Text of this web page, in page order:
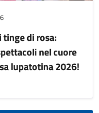
tinge di rosa:
nel cuore
lupatotina 2026!